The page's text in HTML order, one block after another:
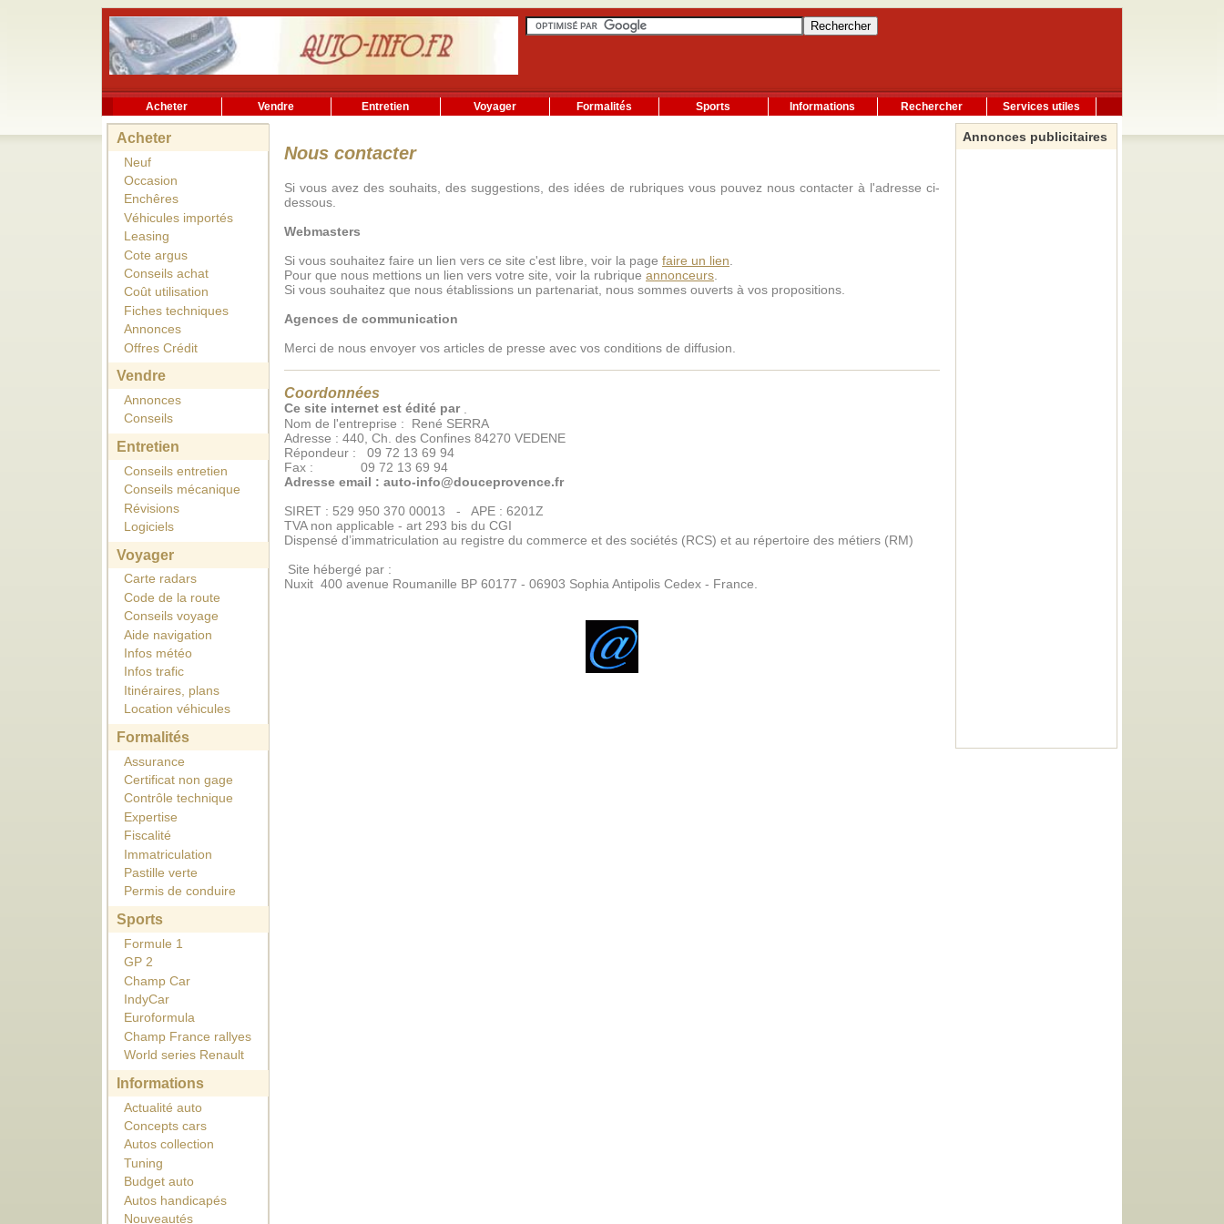
Acheter Vendre Entretien Voyager Formalités Sports Informations Rechercher Services utiles
Acheter
Neuf
Occasion
Enchêres
Véhicules importés
Leasing
Cote argus
Conseils achat
Coût utilisation
Fiches techniques
Annonces
Offres Crédit
Vendre
Annonces
Conseils
Entretien
Conseils entretien
Conseils mécanique
Révisions
Logiciels
Voyager
Carte radars
Code de la route
Conseils voyage
Aide navigation
Infos météo
Infos trafic
Itinéraires, plans
Location véhicules
Formalités
Assurance
Certificat non gage
Contrôle technique
Expertise
Fiscalité
Immatriculation
Pastille verte
Permis de conduire
Sports
Formule 1
GP 2
Champ Car
IndyCar
Euroformula
Champ France rallyes
World series Renault
Informations
Actualité auto
Concepts cars
Autos collection
Tuning
Budget auto
Autos handicapés
Nouveautés
Annonces publicitaires
Nous contacter
Si vous avez des souhaits, des suggestions, des idées de rubriques vous pouvez nous contacter à l'adresse ci-
dessous.
Webmasters
Si vous souhaitez faire un lien vers ce site c'est libre, voir la page faire un lien
Pour que nous mettions un lien vers votre site, voir la rubrique annonceurs
Si vous souhaitez que nous établissions un partenariat, nous sommes ouverts à vos propositions.
Agences de communication
Merci de nous envoyer vos articles de presse avec vos conditions de diffusion.
Coordonnées
Ce site internet est édité par.
Nom de l'entreprise : René SERRA
Adresse : 440, Ch. des Confines 84270 VEDENE
Répondeur : 09 72 13 69 94
Fax : 09 72 13 69 94
Adresse email : auto-info@douceprovence.fr
SIRET : 529 950 370 00013 - APE : 6201Z
TVA non applicable - art 293 bis du CGI
Dispensé d’immatriculation au registre du commerce et des sociétés (RCS) et au répertoire des métiers (RM)
Site hébergé par :
Nuxit 400 avenue Roumanille BP 60177 - 06903 Sophia Antipolis Cedex - France.